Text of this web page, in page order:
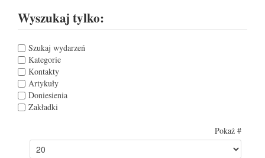
Wyszukaj tylko:
Szukaj wydarzeń
Kategorie
Kontakty
Artykuły
Doniesienia
Zakładki
Pokaż #